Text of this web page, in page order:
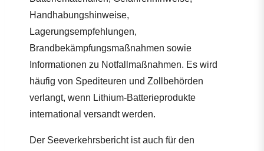
Handhabungshinweise,
Lagerungsempfehlungen,
Brandbekämpfungsmaßnahmen sowie
Informationen zu Notfallmaßnahmen. Es wird
häufig von Spediteuren und Zollbehörden
verlangt, wenn Lithium-Batterieprodukte
international versandt werden.
Der Seeverkehrsbericht ist auch für den